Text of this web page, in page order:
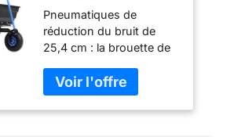
libération rapide,
capacité de 272,2
kg avec pneus de
25,4 cm, poignée à
poignée trempée,
direction pivotante
pour sol, plantes,
Pneumatiques de
réduction du bruit de
25,4 cm : la brouette de
pneus de réduction du
bruit de 25,4 cm pour
garantir durabilité et